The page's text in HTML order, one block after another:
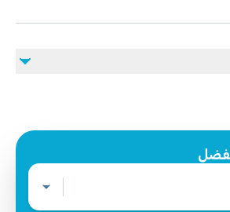
Suitable for all